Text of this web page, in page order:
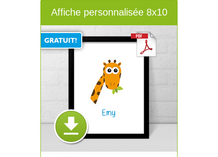
Affiche personnalisée 8x10
Emy